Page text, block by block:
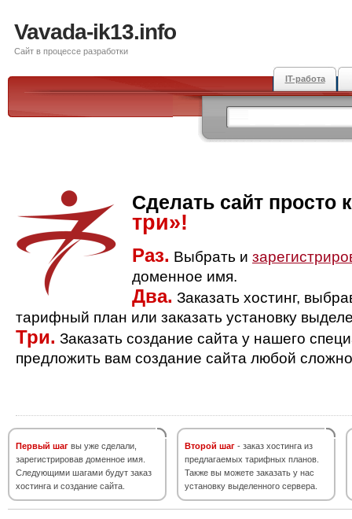
Vavada-ik13.info
Сайт в процессе разработки
IT-работа
Сделать сайт просто
три»!
Раз. Выбрать и
доменное имя.
Два. Заказать хостинг,
тарифный план или заказать установку
Три. Заказать создание сайта у нашего
предложить вам создание сайта любой
Первый шаг вы уже сделали,
зарегистрировав доменное имя.
Следующими шагами будут заказ
хостинга и создание сайта.
Второй шаг - заказ хостинга из
предлагаемых тарифных планов.
Также вы можете заказать у нас
установку выделенного сервера.